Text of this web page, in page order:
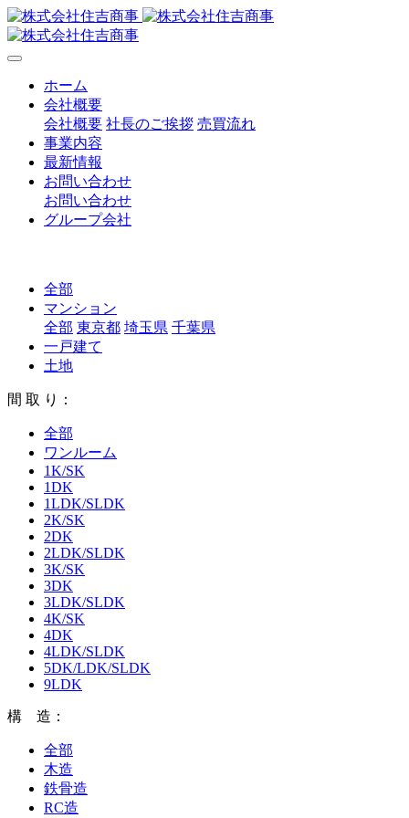
ホーム
会社概要
会社概要 社長のご挨拶 売買流れ
事業内容
最新情報
お問い合わせ
お問い合わせ
グループ会社
全部
マンション
全部 東京都 埼玉県 千葉県
一戸建て
土地
間 取 り：
全部
ワンルーム
1K/SK
1DK
1LDK/SLDK
2K/SK
2DK
2LDK/SLDK
3K/SK
3DK
3LDK/SLDK
4K/SK
4DK
4LDK/SLDK
5DK/LDK/SLDK
9LDK
構 造：
全部
木造
鉄骨造
RC造